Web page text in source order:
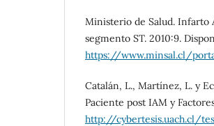
Ministerio de Salud. Infarto
segmento ST. 2010:9.
https://www.minsal.cl/
Catalán, L., Martínez, L. y
Paciente post IAM y
http://cybertesis.uach.cl/